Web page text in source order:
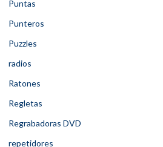
Puntas
Punteros
Puzzles
radios
Ratones
Regletas
Regrabadoras DVD
repetidores